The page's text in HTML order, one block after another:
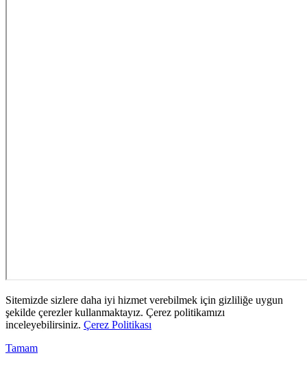
Sitemizde sizlere daha iyi hizmet verebilmek için gizliliğe uygun
şekilde çerezler kullanmaktayız. Çerez politikamızı
inceleyebilirsiniz. Çerez Politikası
Tamam